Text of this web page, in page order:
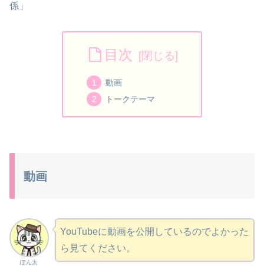
係」
目次
動画
トークテーマ
動画
ぽん太
YouTubeに動画を公開しているのでよかった
ら見てください。